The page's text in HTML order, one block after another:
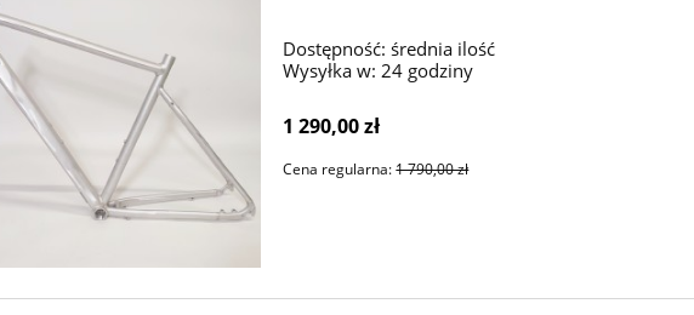
Dostępność: średnia ilość
Wysyłka w: 24 godziny
1 290,00 zł
Cena regularna:1 790,00 zł